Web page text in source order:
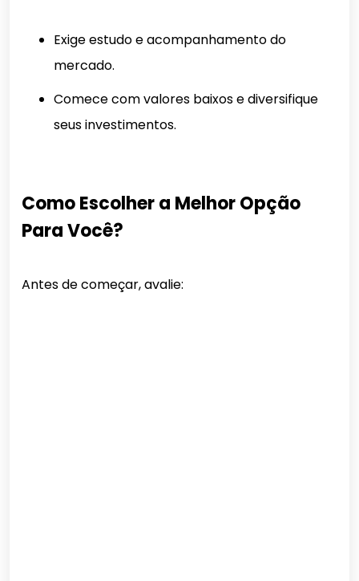
Exige estudo e acompanhamento do
mercado.
Comece com valores baixos e diversifique
seus investimentos.
Como Escolher a Melhor Opção
Para Você?
Antes de começar, avalie: